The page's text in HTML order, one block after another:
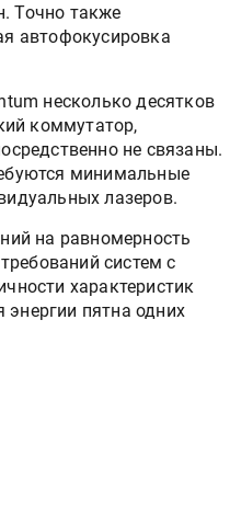
Точно также
автофокусировка
несколько десятков
коммутатор,
не связаны.
минимальные
лазеров.
на равномерность
систем с
характеристик
энергии пятна одних